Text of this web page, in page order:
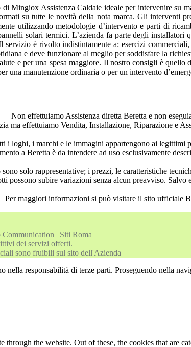
Mingiox Assistenza Caldaie ideale per intervenire su
su tutte le novità della nota marca. Gli interventi
utilizzando metodologie d’intervento e parti di
solari termici. L’azienda fa parte degli
è rivolto indistintamente a: esercizi
e deve funzionare al meglio per soddisfare la
e per una spesa maggiore. Il nostro consigli è
una manutenzione ordinaria o per un intervento
Non effettuiamo Assistenza diretta Beretta e non
ma effettuiamo Vendita, Installazione, Riparazione e
i loghi, i marchi e le immagini appartengono ai legittimi
a Beretta è da intendere ad uso esclusivamente
solo rappresentative; i prezzi, le caratteristiche
possono subire variazioni senza alcun preavviso. Salvo
Per maggiori informazioni si può visitare il sito ufficiale
| Siti Roma
dei servizi offerti.
sono fruibili sul sito dell'Azienda
responsabilità di terze parti. Proseguendo nella
the website. Out of these, the cookies that are